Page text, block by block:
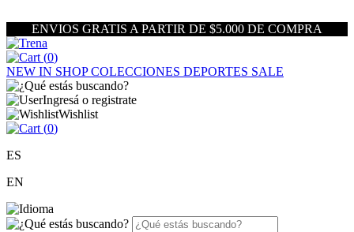
ENVIOS GRATIS A PARTIR DE $5.000 DE COMPRA
(0)
NEW IN SHOPCOLECCIONES DEPORTES SALE
Ingresá o registrate
Wishlist
(0)
ES
EN